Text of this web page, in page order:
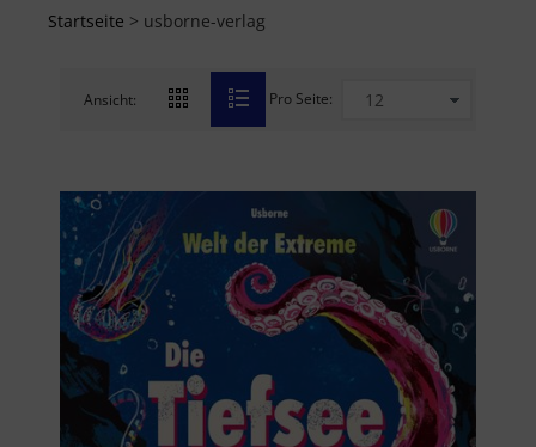
Startseite > usborne-verlag
Ansicht: Pro Seite: